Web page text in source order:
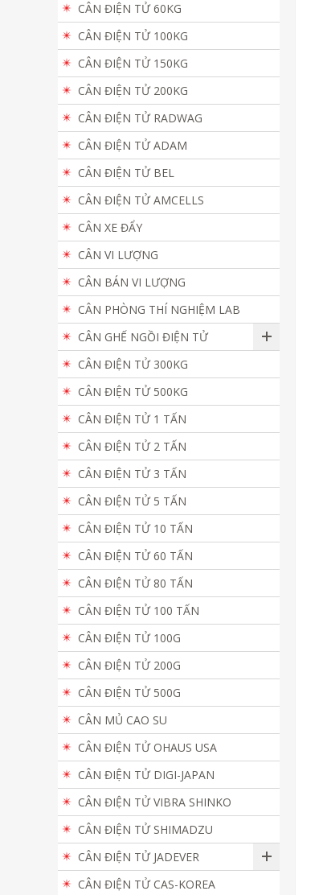
CÂN ĐIỆN TỬ 60KG
CÂN ĐIỆN TỬ 100KG
CÂN ĐIỆN TỬ 150KG
CÂN ĐIỆN TỬ 200KG
CÂN ĐIỆN TỬ RADWAG
CÂN ĐIỆN TỬ ADAM
CÂN ĐIỆN TỬ BEL
CÂN ĐIỆN TỬ AMCELLS
CÂN XE ĐẨY
CÂN VI LƯỢNG
CÂN BÁN VI LƯỢNG
CÂN PHÒNG THÍ NGHIỆM LAB
CÂN GHẾ NGỒI ĐIỆN TỬ
CÂN ĐIỆN TỬ 300KG
CÂN ĐIỆN TỬ 500KG
CÂN ĐIỆN TỬ 1 TẤN
CÂN ĐIỆN TỬ 2 TẤN
CÂN ĐIỆN TỬ 3 TẤN
CÂN ĐIỆN TỬ 5 TẤN
CÂN ĐIỆN TỬ 10 TẤN
CÂN ĐIỆN TỬ 60 TẤN
CÂN ĐIỆN TỬ 80 TẤN
CÂN ĐIỆN TỬ 100 TẤN
CÂN ĐIỆN TỬ 100G
CÂN ĐIỆN TỬ 200G
CÂN ĐIỆN TỬ 500G
CÂN MỦ CAO SU
CÂN ĐIỆN TỬ OHAUS USA
CÂN ĐIỆN TỬ DIGI-JAPAN
CÂN ĐIỆN TỬ VIBRA SHINKO
CÂN ĐIỆN TỬ SHIMADZU
CÂN ĐIỆN TỬ JADEVER
CÂN ĐIỆN TỬ CAS-KOREA